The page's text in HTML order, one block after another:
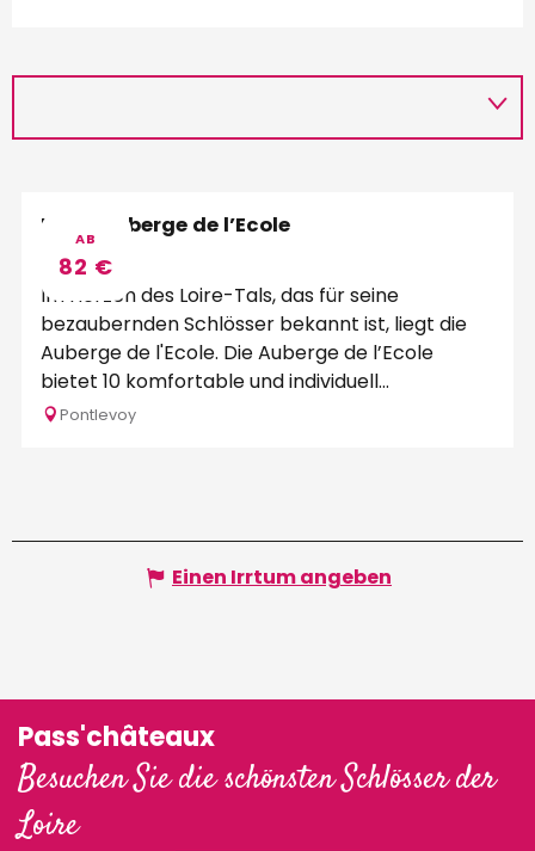
AB
82 €
Logis Auberge de l’Ecole
Im Herzen des Loire-Tals, das für seine
bezaubernden Schlösser bekannt ist, liegt die
Auberge de l'Ecole. Die Auberge de l’Ecole
bietet 10 komfortable und individuell...
Pontlevoy
Einen Irrtum angeben
Pass'châteaux
Besuchen Sie die schönsten Schlösser der
Loire